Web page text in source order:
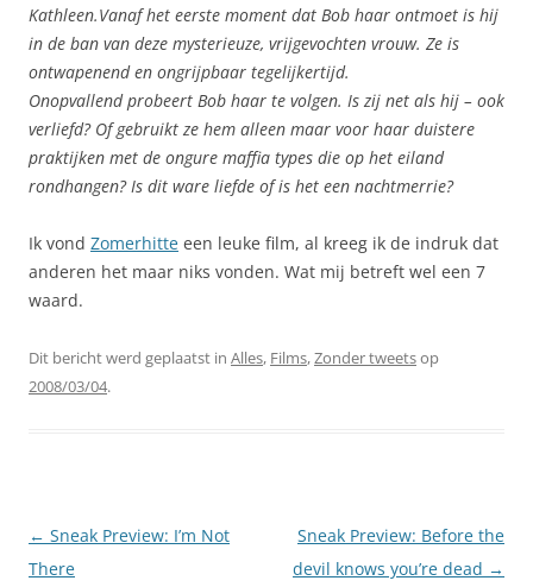
Kathleen.Vanaf het eerste moment dat Bob haar ontmoet is hij
in de ban van deze mysterieuze, vrijgevochten vrouw. Ze is
ontwapenend en ongrijpbaar tegelijkertijd.
Onopvallend probeert Bob haar te volgen. Is zij net als hij – ook
verliefd? Of gebruikt ze hem alleen maar voor haar duistere
praktijken met de ongure maffia types die op het eiland
rondhangen? Is dit ware liefde of is het een nachtmerrie?
Ik vond Zomerhitte een leuke film, al kreeg ik de indruk dat
anderen het maar niks vonden. Wat mij betreft wel een 7
waard.
Dit bericht werd geplaatst in Alles, Films,Zonder tweetsop
2008/03/04.
Berichtnavigatie
← Sneak Preview: I’m Not
There
Sneak Preview: Before the
devil knows you’re dead →